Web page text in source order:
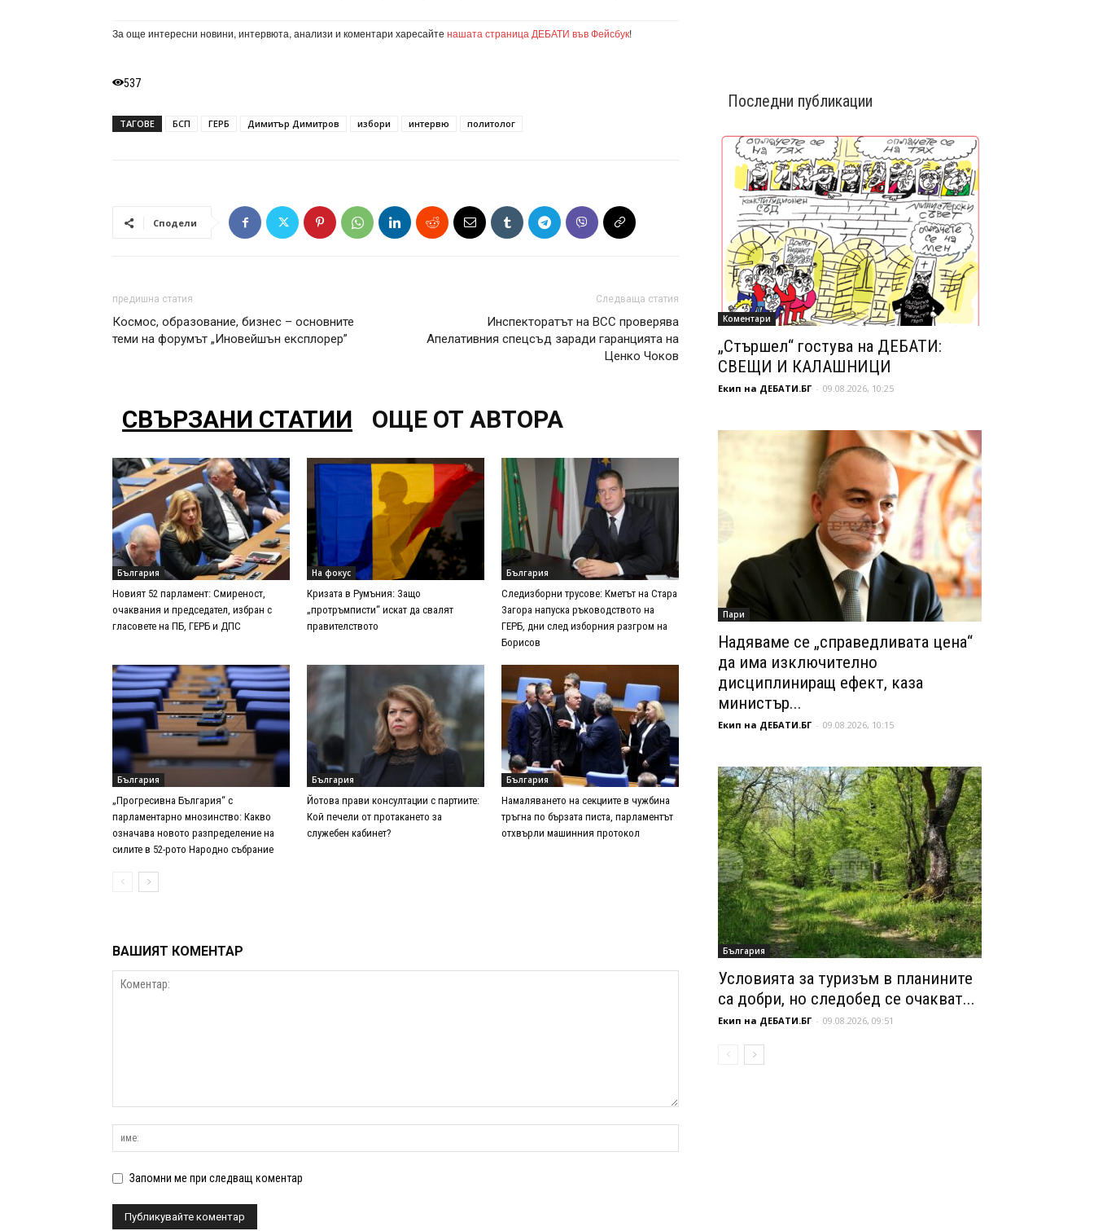
За още интересни новини, интервюта, анализи и коментари харесайте нашата страница ДЕБАТИ във Фейсбук!
537
ТАГОВЕ БСП ГЕРБ Димитър Димитров избори интервю политолог
Сподели
предишна статия
Космос, образование, бизнес – основните
теми на форумът „Иновейшън експлорер”
Следваща статия
Инспекторатът на ВСС проверява
Aпелативния спецсъд заради гаранцията на
Ценко Чоков
СВЪРЗАНИ СТАТИИ ОЩЕ ОТ АВТОРА
България
Новият 52 парламент: Смиреност,
очаквания и председател, избран с
гласовете на ПБ, ГЕРБ и ДПС
На фокус
Кризата в Румъния: Защо
„протръмписти“ искат да свалят
правителството
България
Следизборни трусове: Кметът на Стара
Загора напуска ръководството на
ГЕРБ, дни след изборния разгром на
Борисов
България
„Прогресивна България“ с
парламентарно мнозинство: Какво
означава новото разпределение на
силите в 52-рото Народно събрание
България
Йотова прави консултации с партиите:
Кой печели от протакането за
служебен кабинет?
България
Намаляването на секциите в чужбина
тръгна по бързата писта, парламентът
отхвърли машинния протокол
ВАШИЯТ КОМЕНТАР
Запомни ме при следващ коментар
Последни публикации
Коментари
„Стършел“ гостува на ДЕБАТИ:
СВЕЩИ И КАЛАШНИЦИ
Екип на ДЕБАТИ.БГ - 09.08.2026, 10:25
Пари
Надяваме се „справедливата цена“
да има изключително
дисциплиниращ ефект, каза
министър...
Екип на ДЕБАТИ.БГ - 09.08.2026, 10:15
България
Условията за туризъм в планините
са добри, но следобед се очакват...
Екип на ДЕБАТИ.БГ - 09.08.2026, 09:51